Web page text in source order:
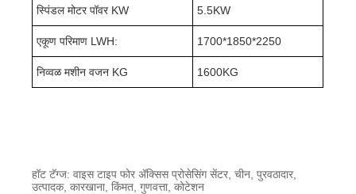
स्पिंडल मोटर पॉवर KW 5.5KW
एकूण परिमाण LWH: 1700*1850*2250
निव्वळ मशीन वजन KG 1600KG
हॉट टॅग्ज: वाइस टाइप फोर ॲक्सिस प्रोसेसिंग सेंटर, चीन, पुरवठादार,
उत्पादक, कारखाना, किंमत, गुणवत्ता, कोटेशन